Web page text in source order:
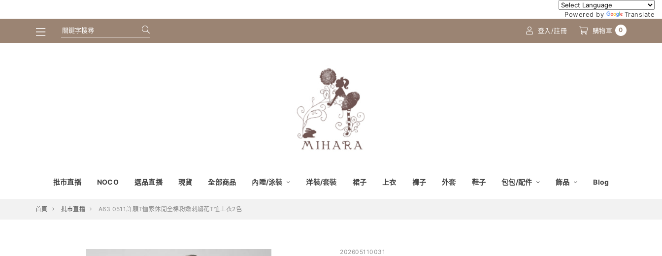
Powered by Translate
登入/註冊 購物車 0
批市直播 NOCO 選品直播 現貨 全部商品 內睡/泳裝 洋裝/套裝 裙子 上衣 褲子 外套 鞋子 包包/配件 飾品 Blog
首頁 批市直播 A63 0511許願T恤家休閒全棉粉嫩刺繡花T恤上衣2色
202605110031